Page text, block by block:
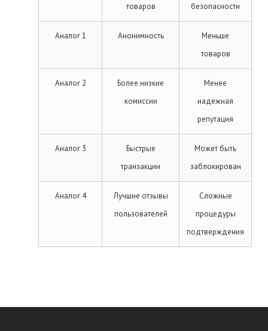
товаров
безопасности
Аналог 1 Анонимность
Меньше
товаров
Аналог 2
Более низкие
комиссии
Менее
надежная
репутация
Аналог 3
Быстрые
транзакции
Может быть
заблокирован
Аналог 4
Лучшие отзывы
пользователей
Сложные
процедуры
подтверждения